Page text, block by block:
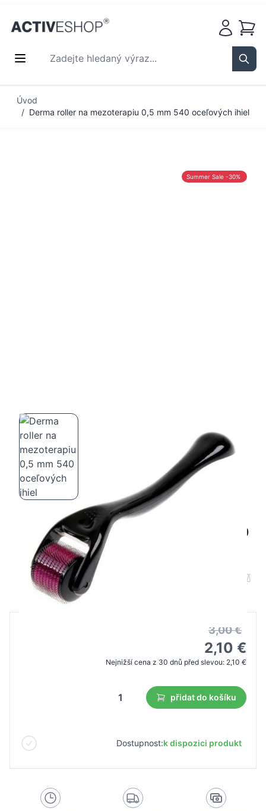
Zadejte hledaný výraz...
Košík
Úvod
/ Derma roller na mezoterapiu 0,5 mm 540 oceľových ihiel
Summer Sale -30%
Derma roller na mezoterapiu 0,5 mm 540
oceľových ihiel
B2B cena
3,00 €
2,10 €
Nejnižší cena z 30 dnů před slevou: 2,10 €
přidat do košíku
Dostupnost:k dispozici produkt